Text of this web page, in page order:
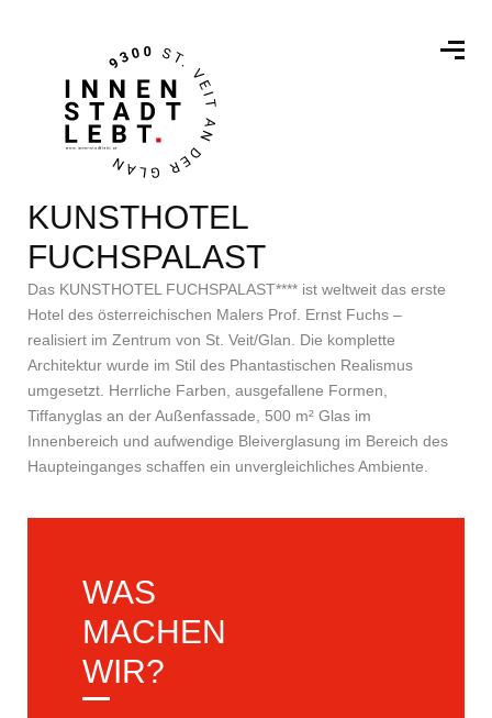
KUNSTHOTEL
FUCHSPALAST
Das KUNSTHOTEL FUCHSPALAST**** ist weltweit das erste
Hotel des österreichischen Malers Prof. Ernst Fuchs –
realisiert im Zentrum von St. Veit/Glan. Die komplette
Architektur wurde im Stil des Phantastischen Realismus
umgesetzt. Herrliche Farben, ausgefallene Formen,
Tiffanyglas an der Außenfassade, 500 m² Glas im
Innenbereich und aufwendige Bleiverglasung im Bereich des
Haupteinganges schaffen ein unvergleichliches Ambiente.
WAS
MACHEN
WIR?